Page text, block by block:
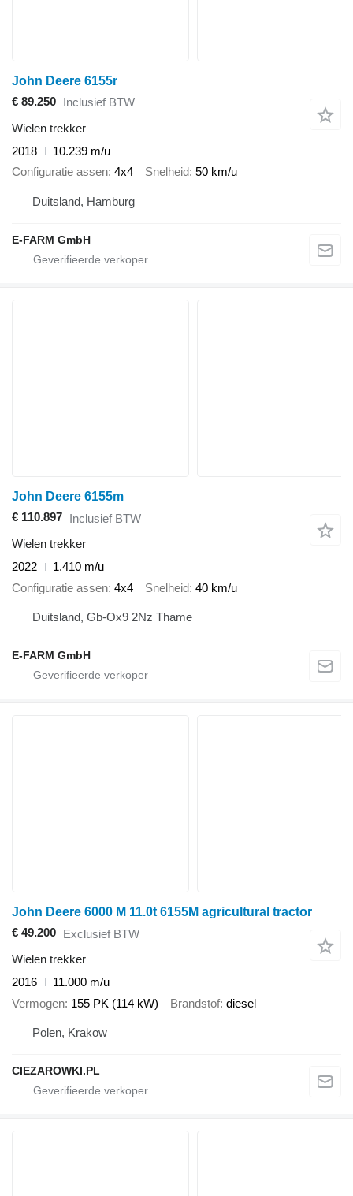
John Deere 6155r
€ 89.250
Inclusief BTW
Wielen trekker
2018
10.239 m/u
Configuratie assen 4x4 Snelheid 50 km/u
Duitsland, Hamburg
E-FARM GmbH
John Deere 6155m
€ 110.897 Inclusief BTW
Wielen trekker
2022
1.410 m/u
Configuratie assen 4x4 Snelheid 40 km/u
Duitsland, Gb-Ox9 2Nz Thame
E-FARM GmbH
John Deere 6000 M 11.0t 6155M agricultural tractor
€ 49.200 Exclusief BTW
Wielen trekker
2016
11.000 m/u
Vermogen 155 PK (114 kW) Brandstof diesel
Polen, Krakow
CIEZAROWKI.PL